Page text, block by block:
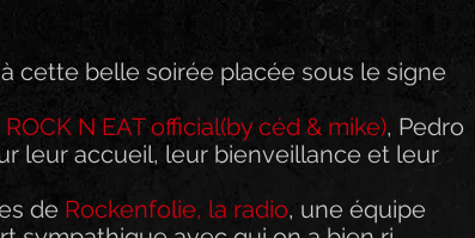
cette belle soirée placée sous le signe
ROCK N EAT official(by céd & mike), Pedro
leur accueil, leur bienveillance et leur
de Rockenfolie, la radio, une équipe